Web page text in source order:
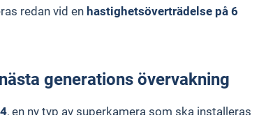
redan vid en hastighetsöverträdelse på 6
generations övervakning
, en ny typ av superkamera som ska installeras